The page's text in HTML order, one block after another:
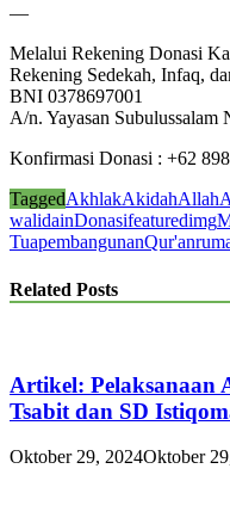
—
Melalui Rekening Donasi
Rekening Sedekah, Infaq,
BNI 0378697001
A/n. Yayasan Subulussalam
Konfirmasi Donasi : +62
TaggedAkhlakAkidahAllah
walidainDonasifeaturedimg
TuapembangunanQur'an
Related Posts
Artikel:
Tsabit dan SD
Oktober 29, 2024Oktober